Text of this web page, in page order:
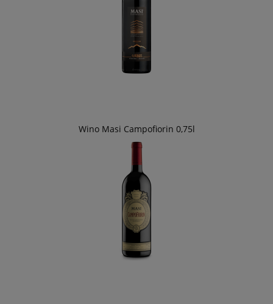
Wino Masi Campofiorin 0,75l